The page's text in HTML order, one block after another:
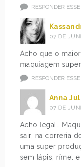
RESPONDER
07 DE
Acho que o
maquiagem
RESPONDER
Anna
07 DE
Acho legal..
sair, na correria
uma super
sem lápis, rímel e